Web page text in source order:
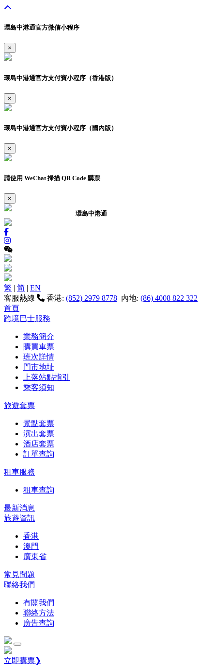
環島中港通官方微信小程序
×
環島中港通官方支付寶小程序（香港版）
×
環島中港通官方支付寶小程序（國內版）
×
請使用 WeChat 掃描 QR Code 購票
×
環島中港通
繁 | 简 | EN
客服熱線
香港: (852) 2979 8778 內地: (86) 4008 822 322
首頁
跨境巴士服務
業務簡介
購買車票
班次詳情
門市地址
上落站點指引
乘客須知
旅遊套票
景點套票
演出套票
酒店套票
訂單查詢
租車服務
租車查詢
最新消息
旅遊資訊
香港
澳門
廣東省
常見問題
聯絡我們
有關我們
聯絡方法
廣告查詢
立即購票❯